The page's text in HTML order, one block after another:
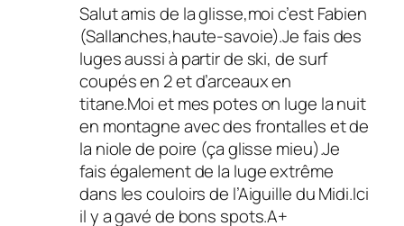
Salut amis de la glisse,moi c’est Fabien
(Sallanches,haute-savoie).Je fais des
luges aussi à partir de ski, de surf
coupés en 2 et d’arceaux en
titane.Moi et mes potes on luge la nuit
en montagne avec des frontalles et de
la niole de poire (ça glisse mieu).Je
fais également de la luge extrême
dans les couloirs de l’Aiguille du Midi.Ici
il y a gavé de bons spots.A+